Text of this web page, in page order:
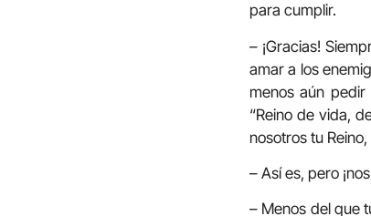
para cumplir.
– ¡Gracias!
amar a los
menos aún
“Reino de vida,
nosotros tu Reino,
– Así es, pero
– Menos del que